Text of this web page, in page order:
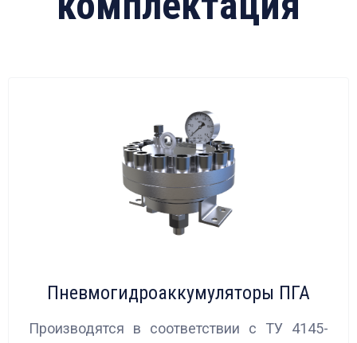
Пневмогидроаккумуляторы ПГА
Производятся в соответствии с ТУ 4145-